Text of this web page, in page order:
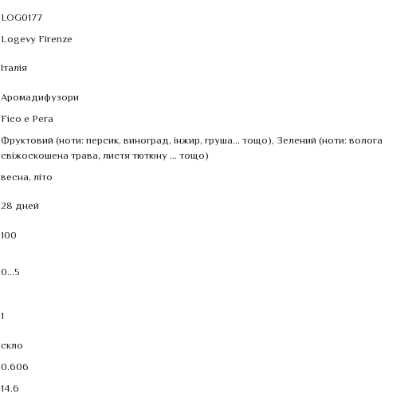
LOG0177
Logevy Firenze
Італія
Аромадифузори
Fico e Pera
Фруктовий (ноти: персик, виноград, інжир, груша... тощо), Зелений (ноти: волога
свіжоскошена трава, листя тютюну ... тощо)
весна, літо
28 дней
100
0...5
1
скло
0.606
14.6